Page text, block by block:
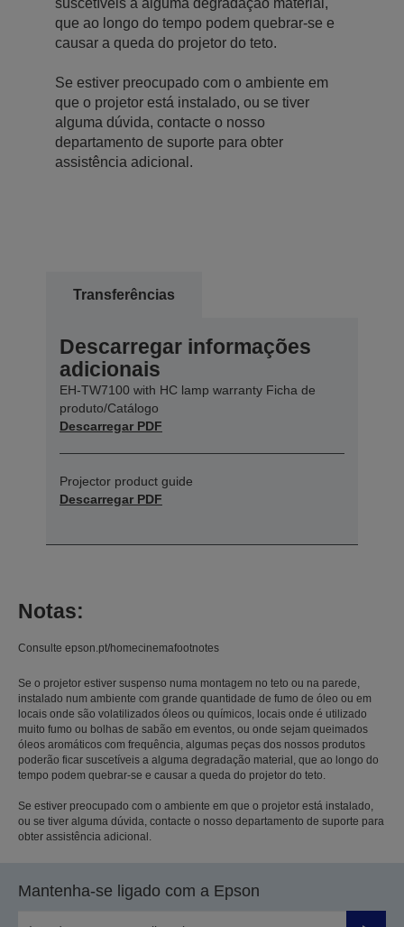
suscetíveis a alguma degradação material,
que ao longo do tempo podem quebrar-se e
causar a queda do projetor do teto.
Se estiver preocupado com o ambiente em
que o projetor está instalado, ou se tiver
alguma dúvida, contacte o nosso
departamento de suporte para obter
assistência adicional.
Transferências
Descarregar informações
adicionais
EH-TW7100 with HC lamp warranty Ficha de
produto/Catálogo
Descarregar PDF
Projector product guide
Descarregar PDF
Notas:
Consulte epson.pt/homecinemafootnotes
Se o projetor estiver suspenso numa montagem no teto ou na parede,
instalado num ambiente com grande quantidade de fumo de óleo ou em
locais onde são volatilizados óleos ou químicos, locais onde é utilizado
muito fumo ou bolhas de sabão em eventos, ou onde sejam queimados
óleos aromáticos com frequência, algumas peças dos nossos produtos
poderão ficar suscetíveis a alguma degradação material, que ao longo do
tempo podem quebrar-se e causar a queda do projetor do teto.
Se estiver preocupado com o ambiente em que o projetor está instalado,
ou se tiver alguma dúvida, contacte o nosso departamento de suporte para
obter assistência adicional.
Mantenha-se ligado com a Epson